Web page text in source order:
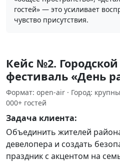
гостей» — это усиливает
чувство присутствия.
Кейc №2.
фестиваль «День
Формат: open‑air · Город:
000+ гостей
Задача клиента:
Объединить жителей
девелопера и создать
праздник с акцентом на